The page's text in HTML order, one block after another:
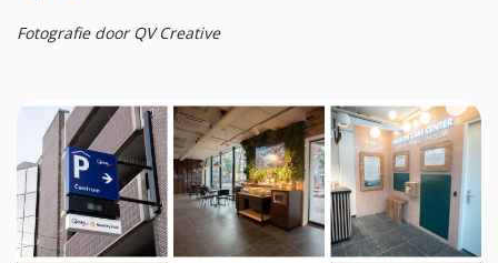
Fotografie door QV Creative